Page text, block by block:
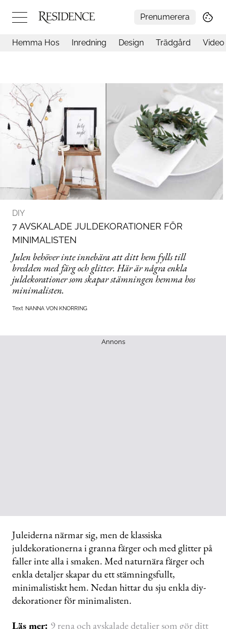
Prenumerera
Design
Trädgård
Video
Inredning
Livsstil
Resor
Mat & Dryck
Influencers
Mer
Hemma Hos Inredning Design Trädgård Video
DIY
7 AVSKALADE JULDEKORATIONER FÖR
MINIMALISTEN
Julen behöver inte innebära att ditt hem fylls till
bredden med färg och glitter. Här är några enkla
juldekorationer som skapar stämningen hemma hos
minimalisten.
Text NANNA VON KNORRING
Annons
Juleiderna närmar sig, men de klassiska
juldekorationerna i granna färger och med glitter på
faller inte alla i smaken. Med naturnära färger och
enkla detaljer skapar du ett stämningsfullt,
minimalistiskt hem. Nedan hittar du sju enkla diy-
dekorationer för minimalisten.
Läs mer: 9 rena och avskalade detaljer som gör ditt